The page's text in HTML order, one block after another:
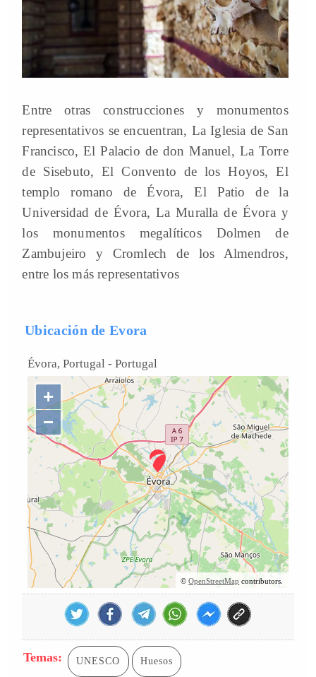
Entre otras construcciones y monumentos
representativos se encuentran, La Iglesia de San
Francisco, El Palacio de don Manuel, La Torre
de Sisebuto, El Convento de los Hoyos, El
templo romano de Évora, El Patio de la
Universidad de Évora, La Muralla de Évora y
los monumentos megalíticos Dolmen de
Zambujeiro y Cromlech de los Almendros,
entre los más representativos
Ubicación de Evora
Évora, Portugal -Portugal
+
−
©OpenStreetMap contributors.
Temas: UNESCO Huesos